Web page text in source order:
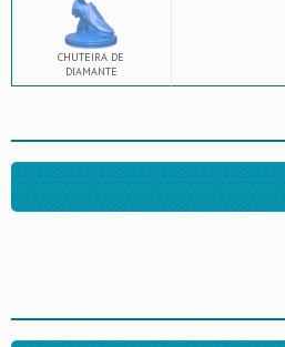
CHUTEIRA DE
DIAMANTE